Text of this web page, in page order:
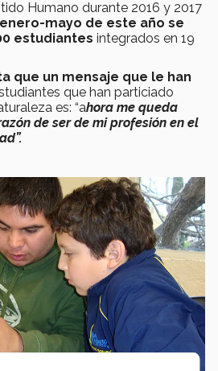
Humano durante 2016 y 2017
mayo de este año se
estudiantes integrados en 19
que un mensaje que le han
que han particiado
es: “ahora me queda
de ser de mi profesión en el